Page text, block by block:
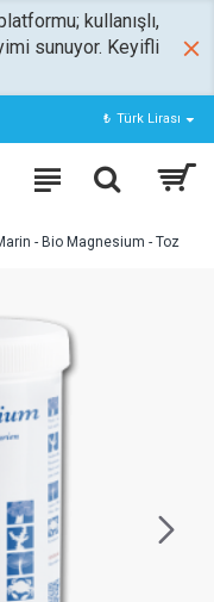
kullanışlı,
sunuyor. Keyifli
₺ Türk Lirası
- Bio Magnesium - Toz